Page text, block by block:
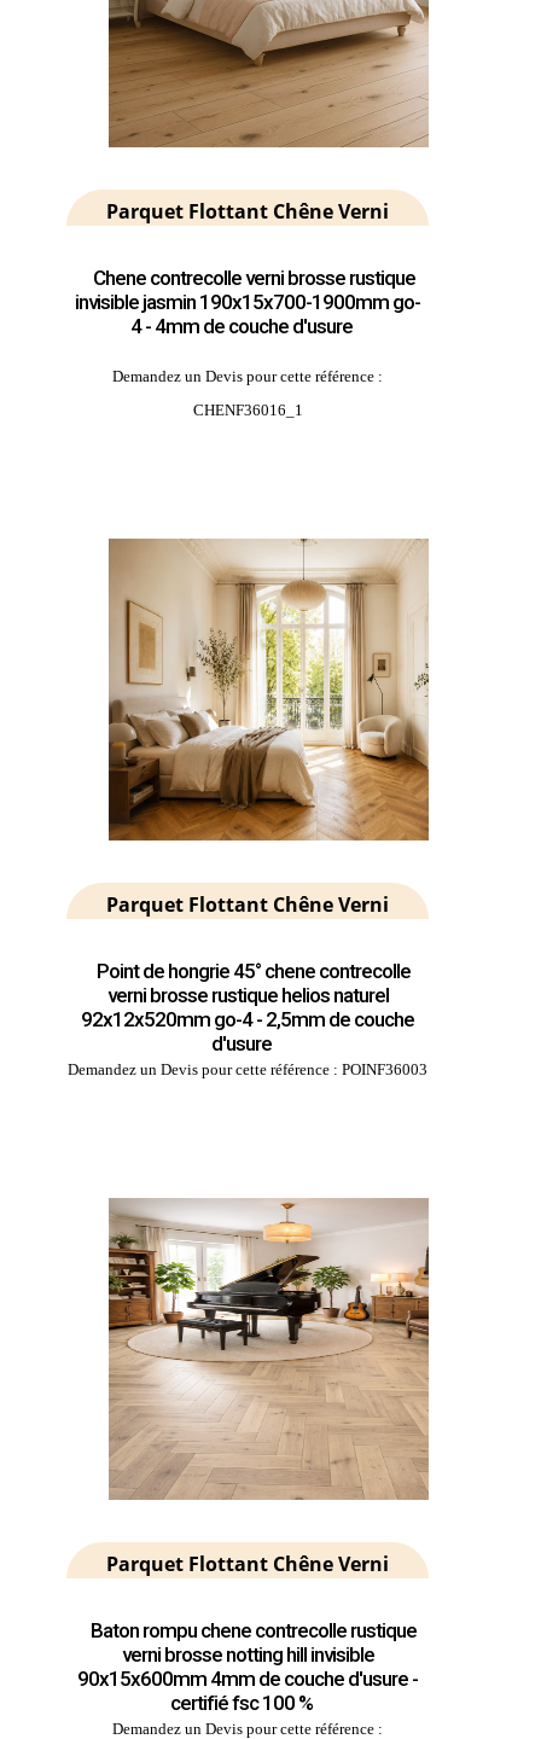
Parquet Flottant Chêne Verni
Chene contrecolle verni brosse rustique
invisible jasmin 190x15x700-1900mm go-
4 - 4mm de couche d'usure
Demandez un Devis pour cette référence :
CHENF36016_1
Parquet Flottant Chêne Verni
Point de hongrie 45° chene contrecolle
verni brosse rustique helios naturel
92x12x520mm go-4 - 2,5mm de couche
d'usure
Demandez un Devis pour cette référence : POINF36003
Parquet Flottant Chêne Verni
Baton rompu chene contrecolle rustique
verni brosse notting hill invisible
90x15x600mm 4mm de couche d'usure -
certifié fsc 100 %
Demandez un Devis pour cette référence :